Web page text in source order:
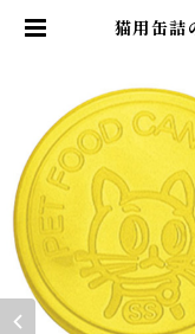
猫用缶
タ イエ